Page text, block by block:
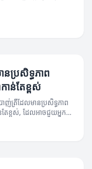
ប្រសិទ្ធភាព
ាន់តែខ្ពស់
ាញ់ត្រីដែលមានប្រសិទ្ធភាព
ែខ្ពស់, ដែលអាចជួយអ្នក